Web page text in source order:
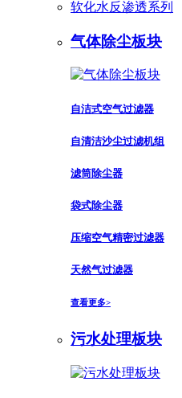
软化水反渗透系列
气体除尘板块
自洁式空气过滤器
自清洁沙尘过滤机组
滤筒除尘器
袋式除尘器
压缩空气精密过滤器
天然气过滤器
查看更多>
污水处理板块